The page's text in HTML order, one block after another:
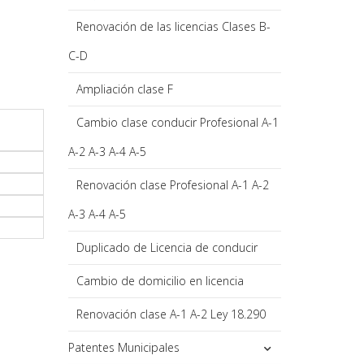
Renovación de las licencias Clases B-
C-D
Ampliación clase F
Cambio clase conducir Profesional A-1
A-2 A-3 A-4 A-5
Renovación clase Profesional A-1 A-2
A-3 A-4 A-5
Duplicado de Licencia de conducir
Cambio de domicilio en licencia
Renovación clase A-1 A-2 Ley 18.290
Patentes Municipales